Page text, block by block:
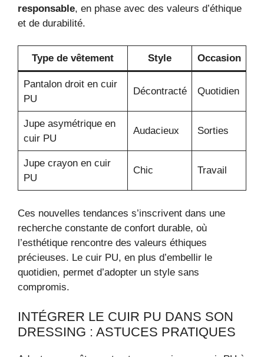
responsable, en phase avec des valeurs d’éthique
et de durabilité.
Type de vêtement Style Occasion
Pantalon droit en cuir
PU
Décontracté Quotidien
Jupe asymétrique en
cuir PU
Audacieux Sorties
Jupe crayon en cuir
PU
Chic Travail
Ces nouvelles tendances s’inscrivent dans une
recherche constante de confort durable, où
l’esthétique rencontre des valeurs éthiques
précieuses. Le cuir PU, en plus d’embellir le
quotidien, permet d’adopter un style sans
compromis.
INTÉGRER LE CUIR PU DANS SON
DRESSING : ASTUCES PRATIQUES